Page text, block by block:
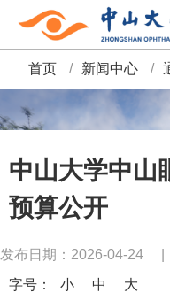
面
包
屑
首页 / 新闻中心 /
中山大学中山
预算公开
发布日期：2026-04-24
字号：
小 中 大